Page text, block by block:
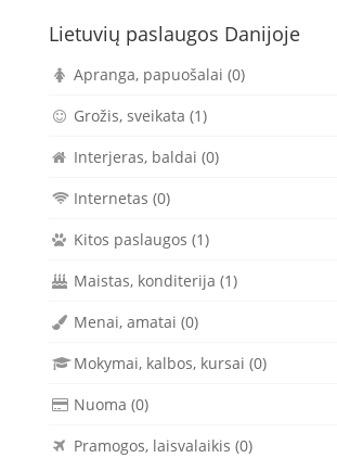
Lietuvių paslaugos Danijoje
Apranga, papuošalai (0)
Grožis, sveikata (1)
Interjeras, baldai (0)
Internetas (0)
Kitos paslaugos (1)
Maistas, konditerija (1)
Menai, amatai (0)
Mokymai, kalbos, kursai (0)
Nuoma (0)
Pramogos, laisvalaikis (0)